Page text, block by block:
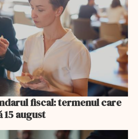
fiscal: termenul care
15 august